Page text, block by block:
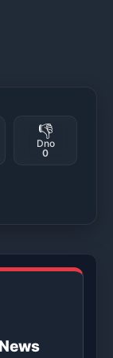
👎
Dno
0